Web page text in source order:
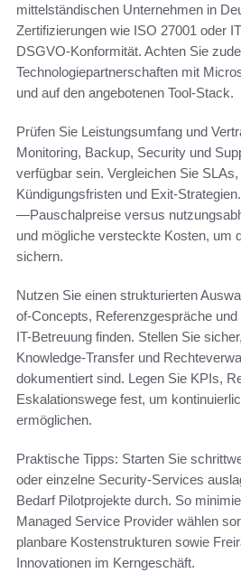
mittelständischen Unternehmen in
Zertifizierungen wie ISO 27001 oder
DSGVO-Konformität. Achten Sie
Technologiepartnerschaften mit
und auf den angebotenen Tool-Stack.
Prüfen Sie Leistungsumfang und
Monitoring, Backup, Security und
verfügbar sein. Vergleichen Sie
Kündigungsfristen und Exit-
—Pauschalpreise versus
und mögliche versteckte Kosten, um
sichern.
Nutzen Sie einen strukturierten
of-Concepts, Referenzgespräche und
IT-Betreuung finden. Stellen Sie
Knowledge-Transfer und
dokumentiert sind. Legen Sie KPIs,
Eskalationswege fest, um
ermöglichen.
Praktische Tipps: Starten Sie
oder einzelne Security-Services
Bedarf Pilotprojekte durch. So
Managed Service Provider wählen
planbare Kostenstrukturen sowie
Innovationen im Kerngeschäft.